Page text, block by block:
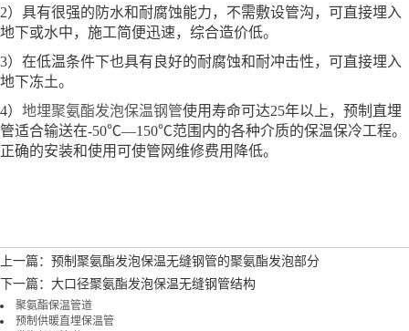
2）具有很强的防水和耐腐蚀能力，不需敷设管沟，可直接埋入
地下或水中，施工简便迅速，综合造价低。
3）在低温条件下也具有良好的耐腐蚀和耐冲击性，可直接埋入
地下冻土。
4） 地埋聚氨酯发泡保温钢管使用寿命可达25年以上，预制直埋
管适合输送在-50℃—150℃范围内的各种介质的保温保冷工程。
正确的安装和使用可使管网维修费用降低。
上一篇：预制聚氨酯发泡保温无缝钢管的聚氨酯发泡部分
下一篇：大口径聚氨酯发泡保温无缝钢管结构
聚氨酯保温管道
预制供暖直埋保温管